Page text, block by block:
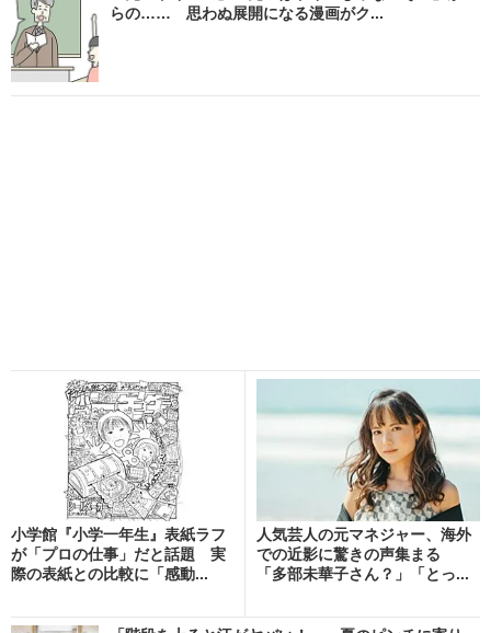
らの…… 思わぬ展開になる漫画がク...
小学館『小学一年生』表紙ラフ
が「プロの仕事」だと話題 実
際の表紙との比較に「感動...
人気芸人の元マネジャー、海外
での近影に驚きの声集まる
「多部未華子さん？」「とっ...